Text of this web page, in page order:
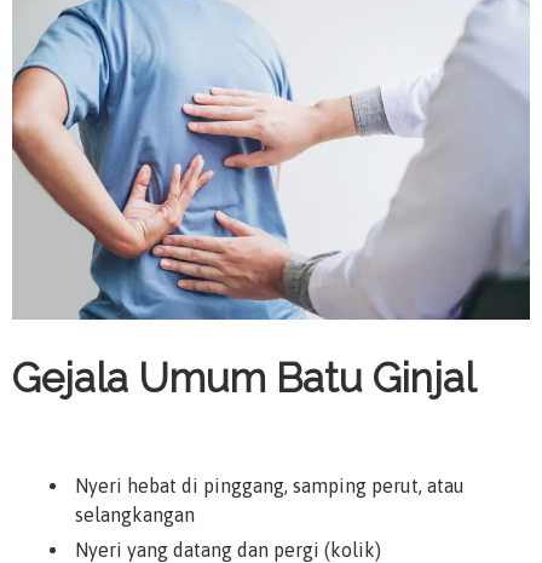
Gejala Umum Batu Ginjal
Nyeri hebat di pinggang, samping perut, atau
selangkangan
Nyeri yang datang dan pergi (kolik)